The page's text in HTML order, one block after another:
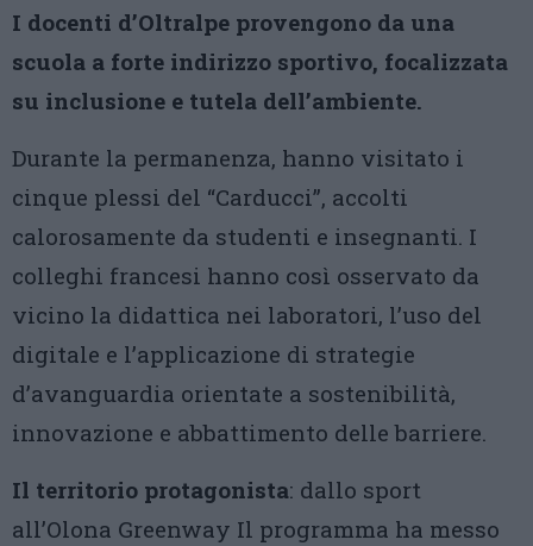
I docenti d’Oltralpe provengono da una
scuola a forte indirizzo sportivo, focalizzata
su inclusione e tutela dell’ambiente.
Durante la permanenza, hanno visitato i
cinque plessi del “Carducci”, accolti
calorosamente da studenti e insegnanti. I
colleghi francesi hanno così osservato da
vicino la didattica nei laboratori, l’uso del
digitale e l’applicazione di strategie
d’avanguardia orientate a sostenibilità,
innovazione e abbattimento delle barriere.
Il territorio protagonista: dallo sport
all’Olona Greenway Il programma ha messo